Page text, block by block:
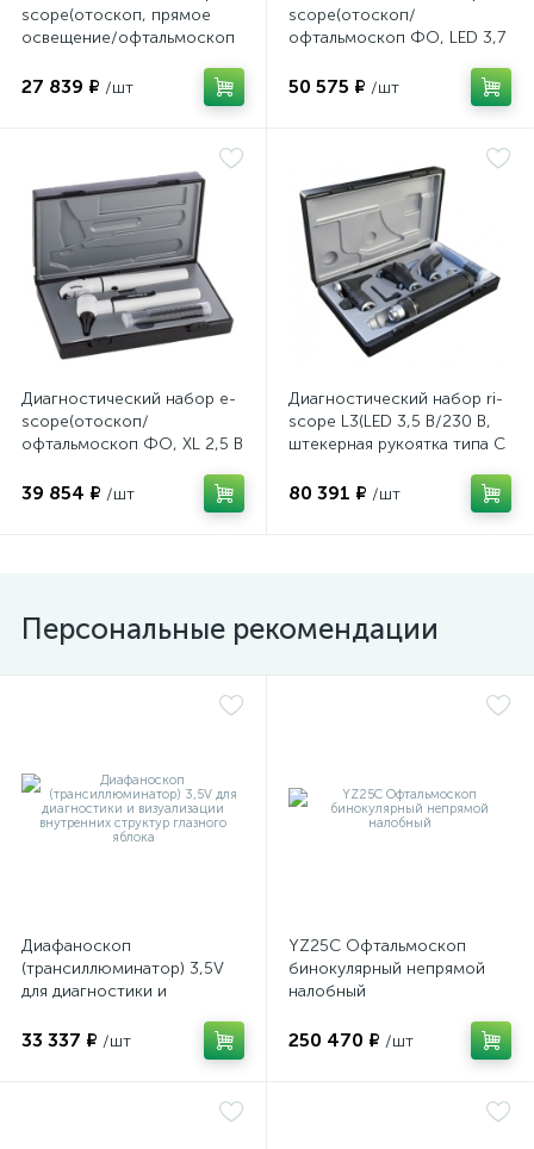
scope(отоскоп, прямое
освещение/офтальмоскоп
чехле), Riester
27 839 ₽ /шт
scope(отоскоп/
офтальмоскоп ФО, LED 3,7
50 575 ₽ /шт
Диагностический набор e-
scope(отоскоп/
офтальмоскоп ФО, XL 2,5 В
39 854 ₽ /шт
Диагностический набор ri-
scope L3(LED 3,5 В/230 В,
штекерная рукоятка типа С
Riester
80 391 ₽ /шт
Персональные рекомендации
Диафаноскоп
(трансиллюминатор) 3,5V
для диагностики и
структур глазного яблока
33 337 ₽ /шт
YZ25C Офтальмоскоп
бинокулярный непрямой
налобный
250 470 ₽ /шт